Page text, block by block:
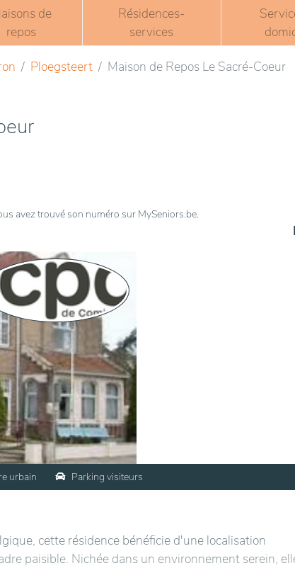
de
repos
Résidences-
services
Ploegsteert Maison de Repos Le Sacré-Coeur
avez trouvé son numéro sur MySeniors.be.
urbain Parking visiteurs
cette résidence bénéficie d'une localisation
paisible. Nichée dans un environnement serein,